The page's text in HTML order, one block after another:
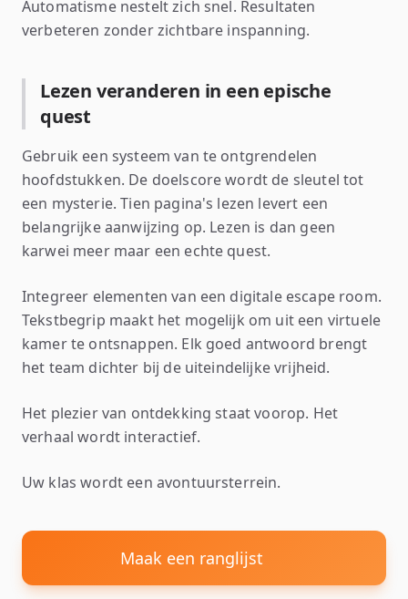
Automatisme nestelt zich snel. Resultaten
verbeteren zonder zichtbare inspanning.
Lezen veranderen in een epische
quest
Gebruik een systeem van te ontgrendelen
hoofdstukken. De doelscore wordt de sleutel tot
een mysterie. Tien pagina's lezen levert een
belangrijke aanwijzing op. Lezen is dan geen
karwei meer maar een echte quest.
Integreer elementen van een digitale escape room.
Tekstbegrip maakt het mogelijk om uit een virtuele
kamer te ontsnappen. Elk goed antwoord brengt
het team dichter bij de uiteindelijke vrijheid.
Het plezier van ontdekking staat voorop. Het
verhaal wordt interactief.
Uw klas wordt een avontuursterrein.
Maak een ranglijst